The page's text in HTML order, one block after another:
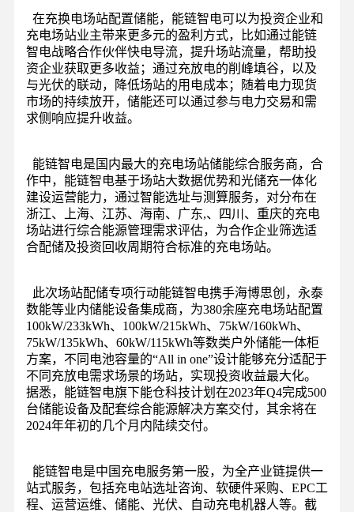
在充换电场站配置储能，能链智电可以为投资企业和
充电场站业主带来更多元的盈利方式，比如通过能链
智电战略合作伙伴快电导流，提升场站流量，帮助投
资企业获取更多收益；通过充放电的削峰填谷，以及
与光伏的联动，降低场站的用电成本；随着电力现货
市场的持续放开，储能还可以通过参与电力交易和需
求侧响应提升收益。
能链智电是国内最大的充电场站储能综合服务商，合
作中，能链智电基于场站大数据优势和光储充一体化
建设运营能力，通过智能选址与测算服务，对分布在
浙江、上海、江苏、海南、广东,、四川、重庆的充电
场站进行综合能源管理需求评估，为合作企业筛选适
合配储及投资回收周期符合标准的充电场站。
此次场站配储专项行动能链智电携手海博思创，永泰
数能等业内储能设备集成商，为380余座充电场站配置
100kW/233kWh、100kW/215kWh、75kW/160kWh、
75kW/135kWh、60kW/115kWh等数类户外储能一体柜
方案，不同电池容量的“All in one”设计能够充分适配于
不同充放电需求场景的场站，实现投资收益最大化。
据悉，能链智电旗下能仓科技计划在2023年Q4完成500
台储能设备及配套综合能源解决方案交付，其余将在
2024年年初的几个月内陆续交付。
能链智电是中国充电服务第一股，为全产业链提供一
站式服务，包括充电站选址咨询、软硬件采购、EPC工
程、运营运维、储能、光伏、自动充电机器人等。截